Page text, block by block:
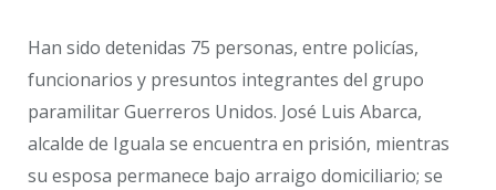
Han sido detenidas 75 personas, entre policías,
funcionarios y presuntos integrantes del grupo
paramilitar Guerreros Unidos. José Luis Abarca,
alcalde de Iguala se encuentra en prisión, mientras
su esposa permanece bajo arraigo domiciliario; se